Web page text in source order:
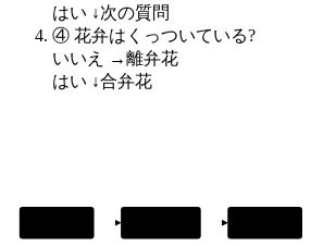
はい ↓次の質問
④ 花弁はくっついている?
いいえ →離弁花
はい ↓合弁花